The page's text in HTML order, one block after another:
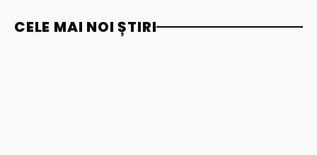
CELE MAI NOI ȘTIRI